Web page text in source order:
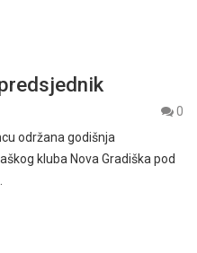
0
održana godišnja
kluba Nova Gradiška pod